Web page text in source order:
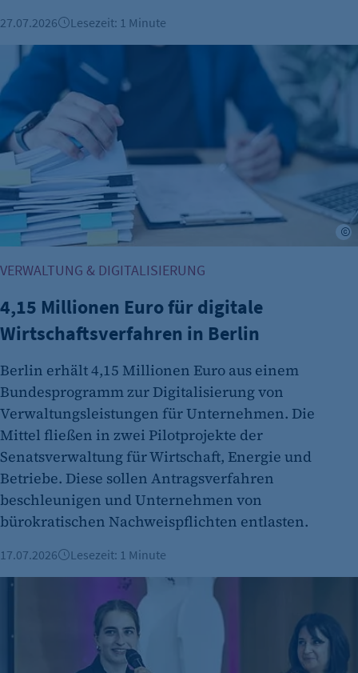
27.07.2026 Lesezeit: 1 Minute
4,15 Millionen Euro für digitale Wirtschaftsverfahren in
VERWALTUNG & DIGITALISIERUNG
4,15 Millionen Euro für digitale
Wirtschaftsverfahren in Berlin
Berlin erhält 4,15 Millionen Euro aus einem
Bundesprogramm zur Digitalisierung von
Verwaltungsleistungen für Unternehmen. Die
Mittel fließen in zwei Pilotprojekte der
Senatsverwaltung für Wirtschaft, Energie und
Betriebe. Diese sollen Antragsverfahren
beschleunigen und Unternehmen von
bürokratischen Nachweispflichten entlasten.
17.07.2026 Lesezeit: 1 Minute
Mut zur KI: Warum Medienkompetenz mehr als ein